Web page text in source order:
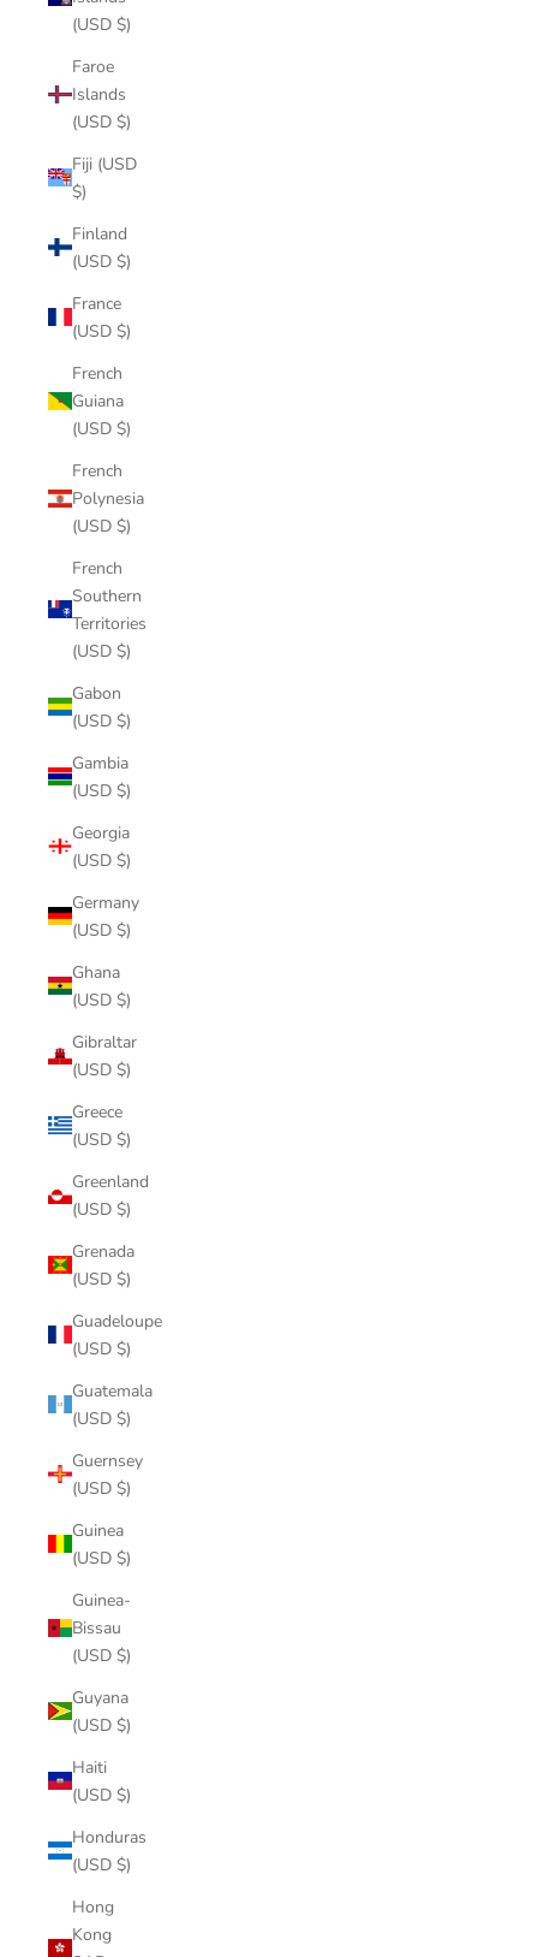
(USD $)
Faroe
Islands
(USD $)
Fiji (USD
$)
Finland
(USD $)
France
(USD $)
French
Guiana
(USD $)
French
Polynesia
(USD $)
French
Southern
Territories
(USD $)
Gabon
(USD $)
Gambia
(USD $)
Georgia
(USD $)
Germany
(USD $)
Ghana
(USD $)
Gibraltar
(USD $)
Greece
(USD $)
Greenland
(USD $)
Grenada
(USD $)
Guadeloupe
(USD $)
Guatemala
(USD $)
Guernsey
(USD $)
Guinea
(USD $)
Guinea-
Bissau
(USD $)
Guyana
(USD $)
Haiti
(USD $)
Honduras
(USD $)
Hong
Kong